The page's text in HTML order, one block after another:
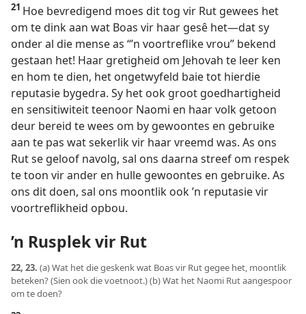
21 Hoe bevredigend moes dit tog vir Rut gewees het
om te dink aan wat Boas vir haar gesê het—dat sy
onder al die mense as “’n voortreflike vrou” bekend
gestaan het! Haar gretigheid om Jehovah te leer ken
en hom te dien, het ongetwyfeld baie tot hierdie
reputasie bygedra. Sy het ook groot goedhartigheid
en sensitiwiteit teenoor Naomi en haar volk getoon
deur bereid te wees om by gewoontes en gebruike
aan te pas wat sekerlik vir haar vreemd was. As ons
Rut se geloof navolg, sal ons daarna streef om respek
te toon vir ander en hulle gewoontes en gebruike. As
ons dit doen, sal ons moontlik ook ’n reputasie vir
voortreflikheid opbou.
’n Rusplek vir Rut
22, 23. (a) Wat het die geskenk wat Boas vir Rut gegee het, moontlik
beteken? (Sien ook die voetnoot.) (b) Wat het Naomi Rut aangespoor
om te doen?